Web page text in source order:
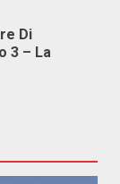
Di
3 – La